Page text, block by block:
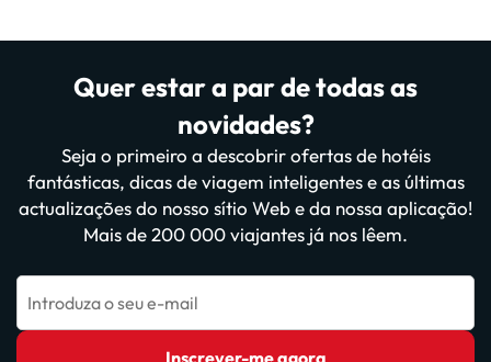
Quer estar a par de todas as
novidades?
Seja o primeiro a descobrir ofertas de hotéis
fantásticas, dicas de viagem inteligentes e as últimas
actualizações do nosso sítio Web e da nossa aplicação!
Mais de 200 000 viajantes já nos lêem.
Introduza o seu e-mail
Inscrever-me agora